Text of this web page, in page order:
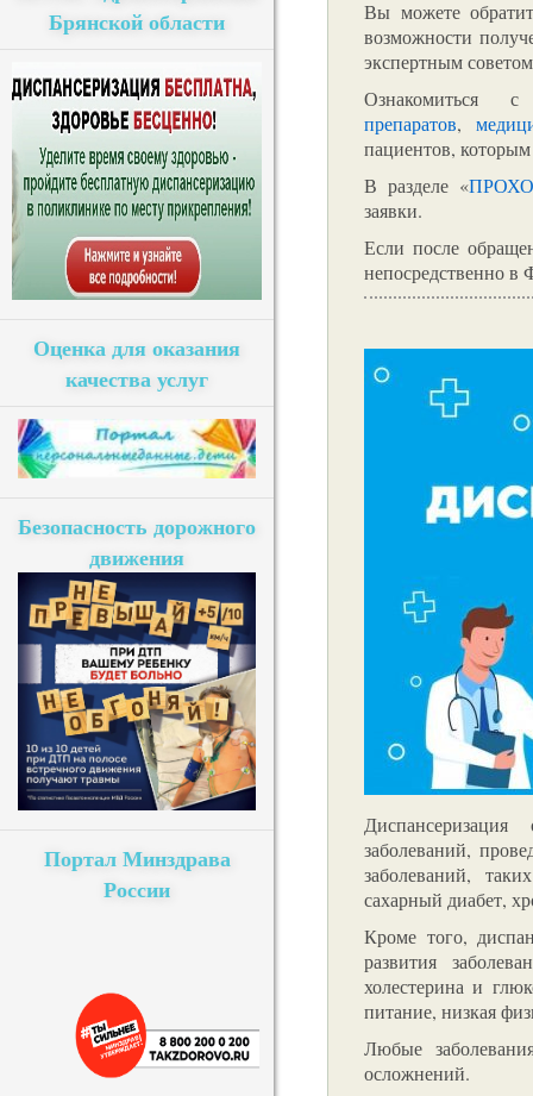
Брянской области
Оценка для оказания
качества услуг
Безопасность дорожного
движения
Портал Минздрава
России
Вы можете
возможности
экспертным
Ознакомиться
препаратов,
пациентов,
В разделе «
заявки.
Если после
непосредственно
заболеваний,
заболеваний,
сахарный диабет,
Кроме того,
развития
холестерина и
питание, низкая
Любые
осложнений.